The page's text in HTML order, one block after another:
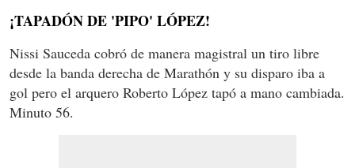
¡TAPADÓN DE 'PIPO' LÓPEZ!
Nissi Sauceda cobró de manera magistral un tiro libre
desde la banda derecha de Marathón y su disparo iba a
gol pero el arquero Roberto López tapó a mano cambiada.
Minuto 56.